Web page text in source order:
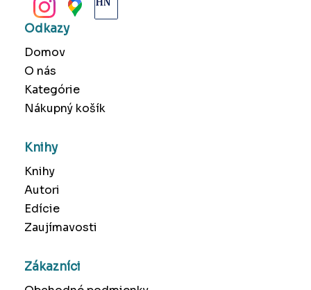
Odkazy
Domov
O nás
Kategórie
Nákupný košík
Knihy
Knihy
Autori
Edície
Zaujímavosti
Zákazníci